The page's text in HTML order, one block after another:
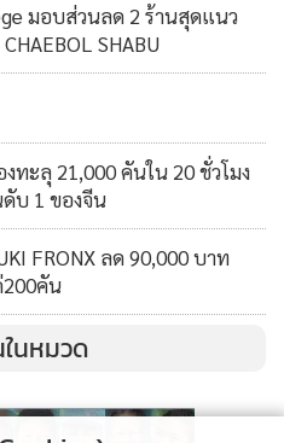
ปาร์คพลัส ให้ความคุ้มค่าทั้งใน
กแบบเพื่อรองรับกรณีไฟดับ
ารติดตั้ง สะดวกรวดเร็ว
ที่ใหม่ได้ พร้อมด้วยบริการที่ครบ
อะไหล่ที่ครบครัน เป็นเจ้าของ
าบันการเงินชั้นนำ และที่เหนือ
สินค้าโดยบริษัทแม่ การรับ
การเงินชั้นนำอย่างธนชาตและ
มอบส่วนลด 2 ร้านสุดแนว
SHABU
ทะลุ 21,000 คันใน 20 ชั่วโมง
บ 1 ของจีน
FRONX ลด 90,000 บาท
คัน
นหมวด